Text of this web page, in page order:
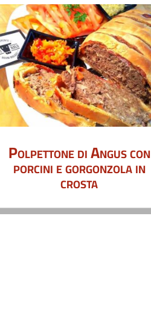
Polpettone di Angus con
porcini e gorgonzola in
crosta